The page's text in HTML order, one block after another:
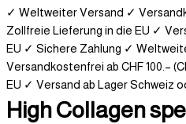
✓ Weltweiter Versand ✓
Zollfreie Lieferung in die EU ✓
EU ✓ Sichere Zahlung ✓
Versandkostenfrei ab CHF 100.–
EU ✓ Versand ab Lager Schweiz
High Collagen